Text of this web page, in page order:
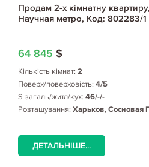
Продам 2-х кімнатну
Научная метро, Код: 802283/1
64 845 $
Кількість кімнат: 2
Поверх/поверховість: 4/5
S загаль/житл/кух: 46/-/-
Розташування: Харьков, Сосновая
ДЕТАЛЬНІШЕ...